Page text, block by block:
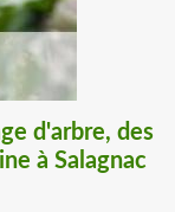
d'arbre, des
à Salagnac